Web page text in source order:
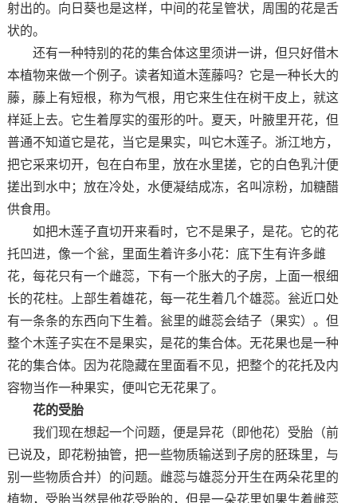
射出的。向日葵也是这样，中间的花呈管状，周围的花是舌
状的。
还有一种特别的花的集合体这里须讲一讲，但只好借木
本植物来做一个例子。读者知道木莲藤吗？它是一种长大的
藤，藤上有短根，称为气根，用它来生住在树干皮上，就这
样延上去。它生着厚实的蛋形的叶。夏天，叶腋里开花，但
普通不知道它是花，当它是果实，叫它木莲子。浙江地方，
把它采来切开，包在白布里，放在水里搓，它的白色乳汁便
搓出到水中；放在冷处，水便凝结成冻，名叫凉粉，加糖醋
供食用。
如把木莲子直切开来看时，它不是果子，是花。它的花
托凹进，像一个瓮，里面生着许多小花：底下生有许多雌
花，每花只有一个雌蕊，下有一个胀大的子房，上面一根细
长的花柱。上部生着雄花，每一花生着几个雄蕊。瓮近口处
有一条条的东西向下生着。瓮里的雌蕊会结子（果实）。但
整个木莲子实在不是果实，是花的集合体。无花果也是一种
花的集合体。因为花隐藏在里面看不见，把整个的花托及内
容物当作一种果实，便叫它无花果了。
花的受胎
我们现在想起一个问题，便是异花（即他花）受胎（前
已说及，即花粉抽管，把一些物质输送到子房的胚珠里，与
别一些物质合并）的问题。雌蕊与雄蕊分开生在两朵花里的
植物，受胎当然是他花受胎的，但是一朵花里如果生着雌蕊